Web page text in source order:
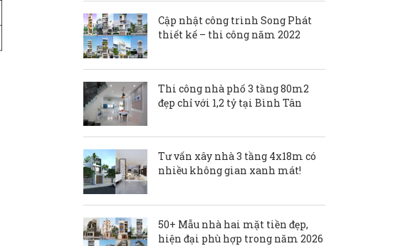
Cập nhật công trình Song Phát
thiết kế – thi công năm 2022
Thi công nhà phố 3 tầng 80m2
đẹp chỉ với 1,2 tỷ tại Bình Tân
Tư vấn xây nhà 3 tầng 4x18m có
nhiều không gian xanh mát!
50+ Mẫu nhà hai mặt tiền đẹp,
hiện đại phù hợp trong năm 2026